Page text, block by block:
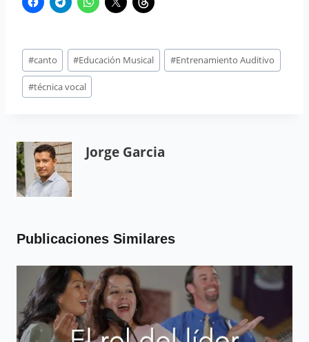
#canto #Educación Musical #Entrenamiento Auditivo
#técnica vocal
Jorge Garcia
Publicaciones Similares